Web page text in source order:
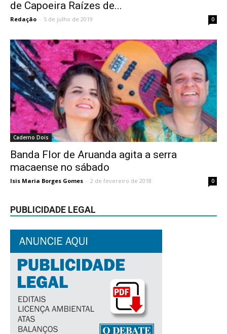
de Capoeira Raízes de...
Redação - 5 de julho de 2019 0
Caderno Dois
Banda Flor de Aruanda agita a serra
macaense no sábado
Isis Maria Borges Gomes - 2 de fevereiro de 2018 0
PUBLICIDADE LEGAL